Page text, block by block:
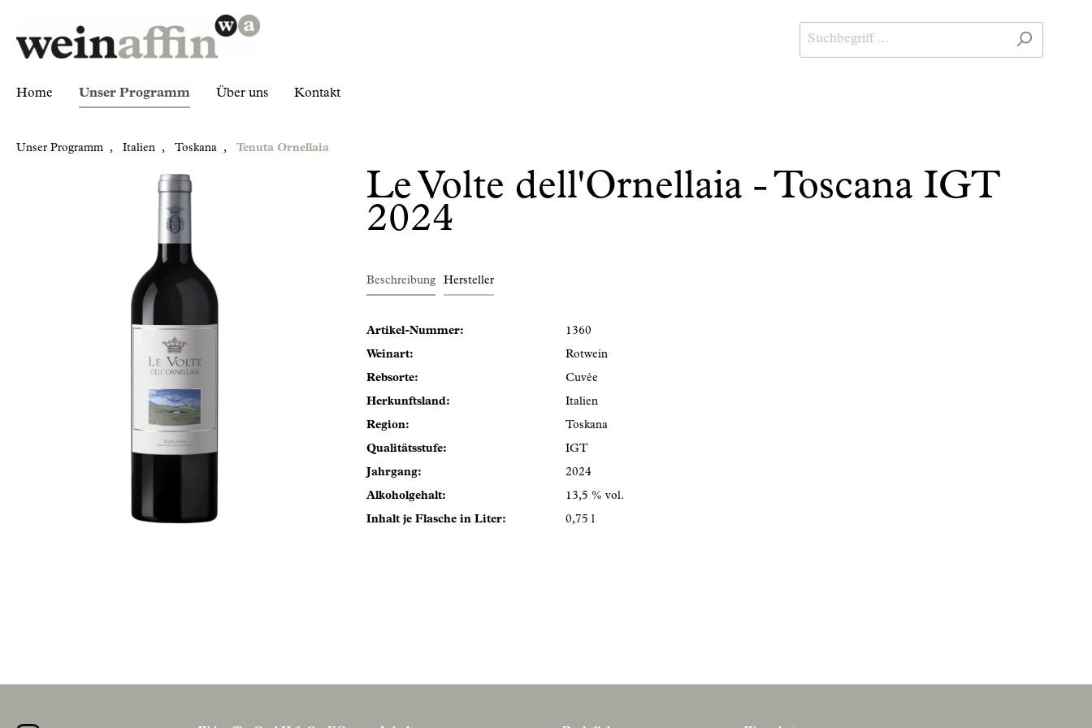
Home Unser Programm Über uns Kontakt
Zur Kategorie Unser Programm
Tenuta Ornellaia
Unser Programm , Italien , Toskana , Tenuta Ornellaia
Le Volte dell'Ornellaia - Toscana IGT
2024
Beschreibung Hersteller
Artikel-Nummer: 1360
Weinart: Rotwein
Rebsorte: Cuvée
Herkunftsland: Italien
Region: Toskana
Qualitätsstufe: IGT
Jahrgang: 2024
Alkoholgehalt: 13,5 % vol.
Inhalt je Flasche in Liter: 0,75 l